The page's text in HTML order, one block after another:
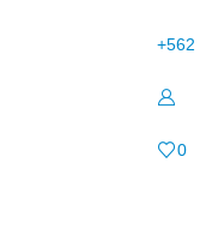
+562
0